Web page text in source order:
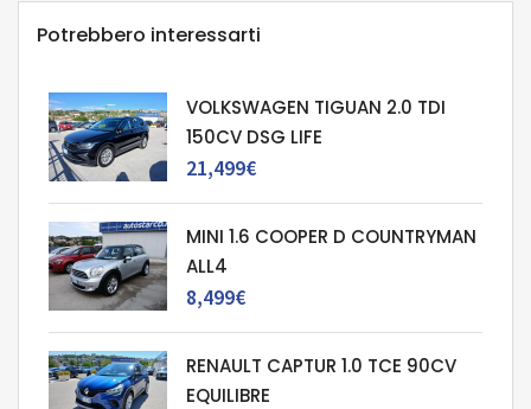
Potrebbero interessarti
VOLKSWAGEN TIGUAN 2.0 TDI
150CV DSG LIFE
21,499€
MINI 1.6 COOPER D COUNTRYMAN
ALL4
8,499€
RENAULT CAPTUR 1.0 TCE 90CV
EQUILIBRE